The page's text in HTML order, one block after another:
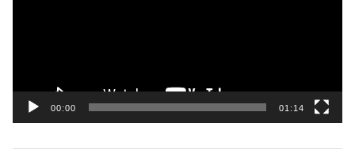
00:00 01:14